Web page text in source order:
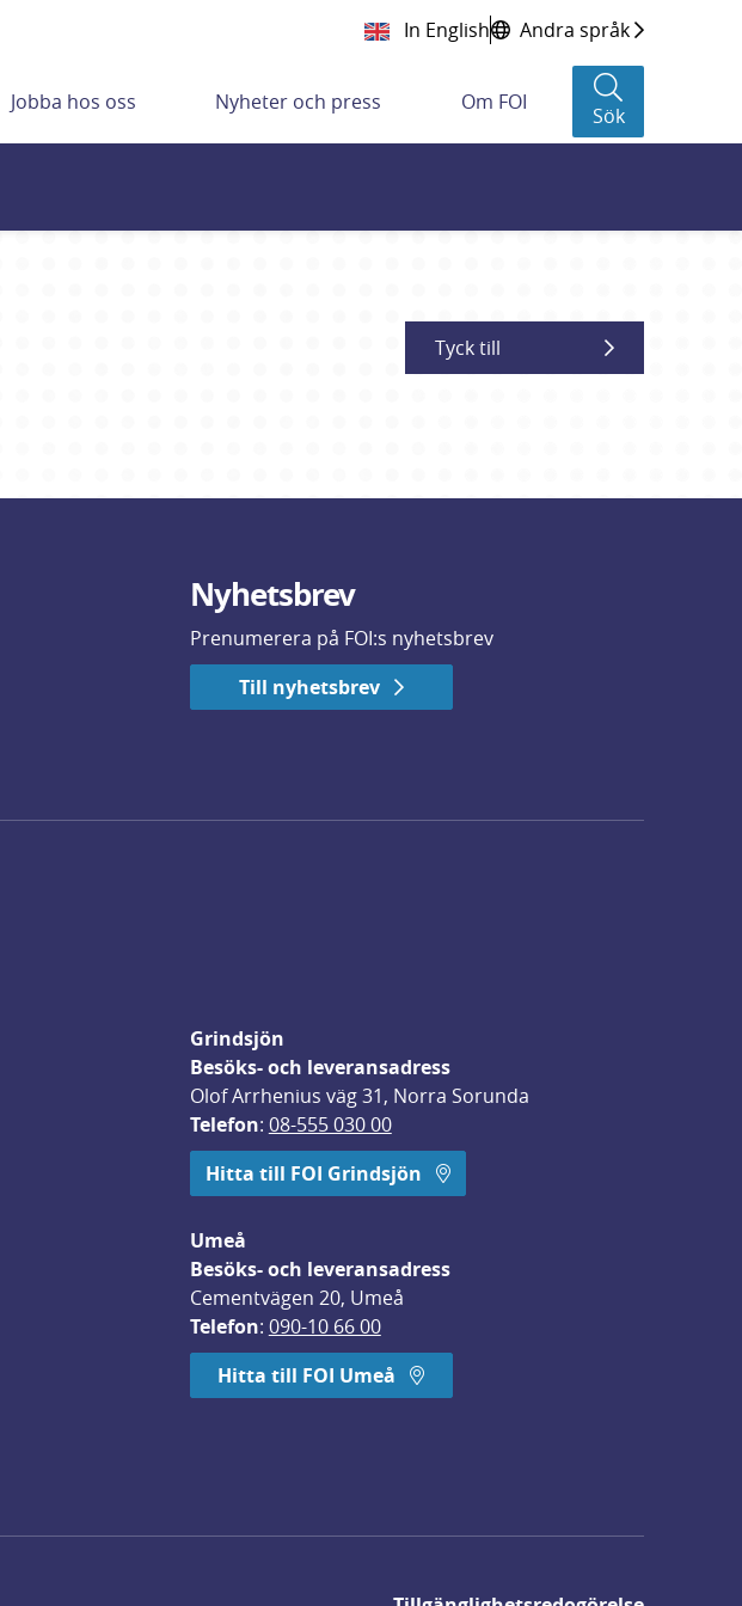
In English Andra språk
Jobba hos oss Nyheter och press Om FOI
Sök
Tyck till
Nyhetsbrev
Prenumerera på FOI:s nyhetsbrev
Till nyhetsbrev
Grindsjön
Besöks- och leveransadress
Olof Arrhenius väg 31, Norra Sorunda
Telefon: 08-555 030 00
Hitta till FOI Grindsjön
Umeå
Besöks- och leveransadress
Cementvägen 20, Umeå
Telefon: 090-10 66 00
Hitta till FOI Umeå